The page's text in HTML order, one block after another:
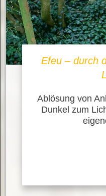
Efeu – durch
Ablösung von
Dunkel zum